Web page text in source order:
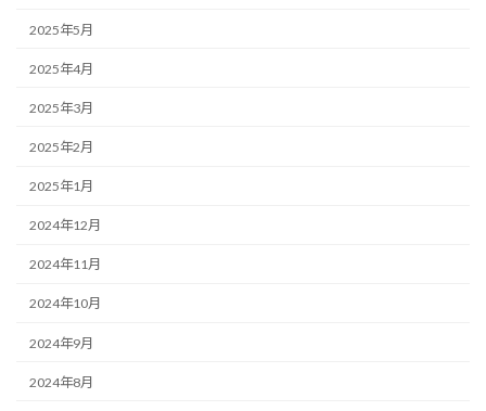
2025年5月
2025年4月
2025年3月
2025年2月
2025年1月
2024年12月
2024年11月
2024年10月
2024年9月
2024年8月